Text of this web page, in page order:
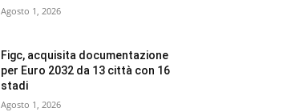
Agosto 1, 2026
Figc, acquisita documentazione
per Euro 2032 da 13 città con 16
stadi
Agosto 1, 2026